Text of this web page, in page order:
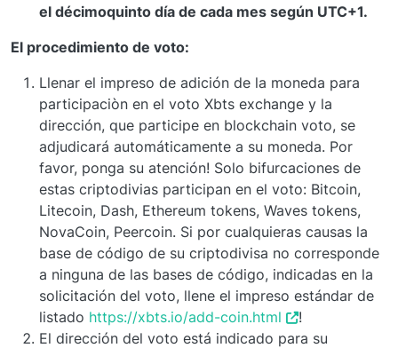
el décimoquinto día de cada mes según UTC+1.
El procedimiento de voto:
Llenar el impreso de adición de la moneda para
participaciòn en el voto Xbts exchange y la
dirección, que participe en blockchain voto, se
adjudicará automáticamente a su moneda. Por
favor, ponga su atención! Solo bifurcaciones de
estas criptodivias participan en el voto: Bitcoin,
Litecoin, Dash, Ethereum tokens, Waves tokens,
NovaCoin, Peercoin. Si por cualquieras causas la
base de código de su criptodivisa no corresponde
a ninguna de las bases de código, indicadas en la
solicitación del voto, llene el impreso estándar de
listado https://xbts.io/add-coin.html
!
El dirección del voto está indicado para su